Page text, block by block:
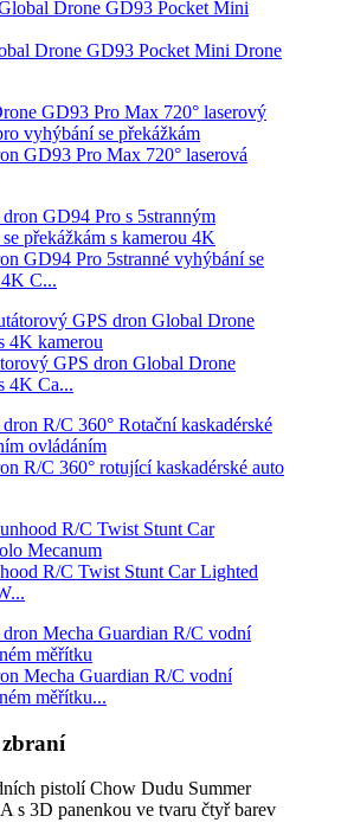
Drone GD93 Pocket Mini Drone
GD93 Pro Max 720° laserová
GD94 Pro 5stranné vyhýbání se
C...
GPS dron Global Drone
4K Ca...
R/C 360° rotující kaskadérské auto
R/C Twist Stunt Car Lighted
Mecha Guardian R/C vodní
měřítku...